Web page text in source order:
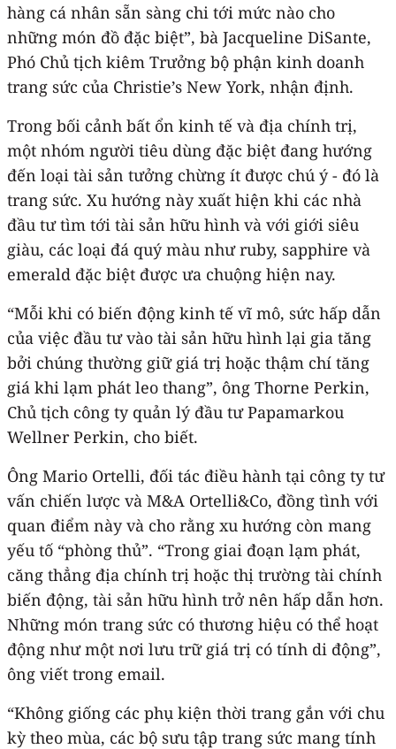
hàng cá nhân sẵn sàng chi tới mức nào cho
những món đồ đặc biệt”, bà Jacqueline DiSante,
Phó Chủ tịch kiêm Trưởng bộ phận kinh doanh
trang sức của Christie’s New York, nhận định.
Trong bối cảnh bất ổn kinh tế và địa chính trị,
một nhóm người tiêu dùng đặc biệt đang hướng
đến loại tài sản tưởng chừng ít được chú ý - đó là
trang sức. Xu hướng này xuất hiện khi các nhà
đầu tư tìm tới tài sản hữu hình và với giới siêu
giàu, các loại đá quý màu như ruby, sapphire và
emerald đặc biệt được ưa chuộng hiện nay.
“Mỗi khi có biến động kinh tế vĩ mô, sức hấp dẫn
của việc đầu tư vào tài sản hữu hình lại gia tăng
bởi chúng thường giữ giá trị hoặc thậm chí tăng
giá khi lạm phát leo thang”, ông Thorne Perkin,
Chủ tịch công ty quản lý đầu tư Papamarkou
Wellner Perkin, cho biết.
Ông Mario Ortelli, đối tác điều hành tại công ty tư
vấn chiến lược và M&A Ortelli&Co, đồng tình với
quan điểm này và cho rằng xu hướng còn mang
yếu tố “phòng thủ”. “Trong giai đoạn lạm phát,
căng thẳng địa chính trị hoặc thị trường tài chính
biến động, tài sản hữu hình trở nên hấp dẫn hơn.
Những món trang sức có thương hiệu có thể hoạt
động như một nơi lưu trữ giá trị có tính di động”,
ông viết trong email.
“Không giống các phụ kiện thời trang gắn với chu
kỳ theo mùa, các bộ sưu tập trang sức mang tính